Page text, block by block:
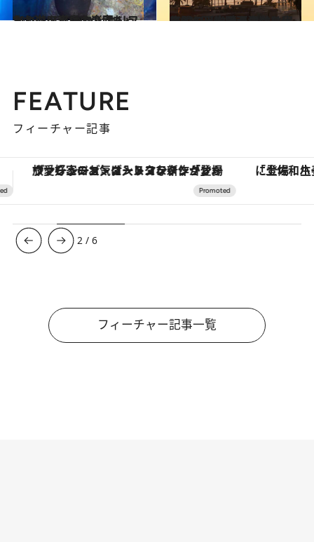
2016.1.23
かわいいアシカの赤ちゃんと遊べる バハ・カリフォルニア半島の楽園へ
旅＆お出かけ 2016.3.25
年間の平均晴天日数は実に325日 米国西海岸を代表するビーチタウン
旅＆お出かけ
FEATURE
フィーチャー記事
「土佐和ハーブかき氷」がOMO7高知に登場！生姜、山椒、大葉など目にも舌にも涼を呼ぶ郷土の味 【銀座で出合う最旬美容】美髪ケアや上質
3 /6
フィーチャー記事一覧